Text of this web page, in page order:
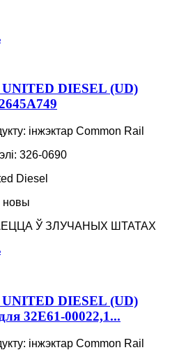
UNITED DIESEL (UD)
інжэктар Common Rail
326-0690
Diesel
новы
Ў ЗЛУЧАНЫХ ШТАТАХ
UNITED DIESEL (UD)
32E61-00022,1...
інжэктар Common Rail